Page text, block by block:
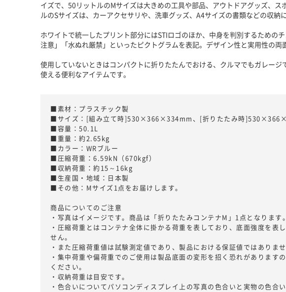
イズで、50リットルのMサイズは大きめの工具や部品、アウトドアグッズ、ス
ルのSサイズは、カーアクセサリや、洗車グッズ、A4サイズの書類などの収納
ホワイトで統一したプリント部分にはSTIロゴのほか、中身を判別するための
注意」「水ぬれ厳禁」といったピクトグラムを表記。デザイン性と実用性の両
使用していないときはコンパクトに折りたたんでおける、クルマでもガレージ
使える便利なアイテムです。
■素材：プラスチック製
■サイズ：[組み立て時]530×366×334mm、[折りたたみ時
■容量：50.1L
■重量：約2.65kg
■カラー：WRブルー
■圧縮荷重：6.59kN（670kgf）
■収納荷重：約15～16kg
■生産国・地域：日本製
■その他：Mサイズ1点をお届けします。
商品についてのご注意
・写真はイメージです。商品は「折りたたみコンテナM」1点となります。
・圧縮荷重とはコンテナ全体に掛かる荷重を表しており、底面強度を表
せん。
・また圧縮荷重値は試験測定値であり、製品における保証値ではありませ
・集中荷重や偏荷重でのご使用は製品底面の変形を招く恐れがあります
ください。
・収納荷重は目安です。
・色合いについてパソコンディスプレイ上の写真の色合いと実物の色合